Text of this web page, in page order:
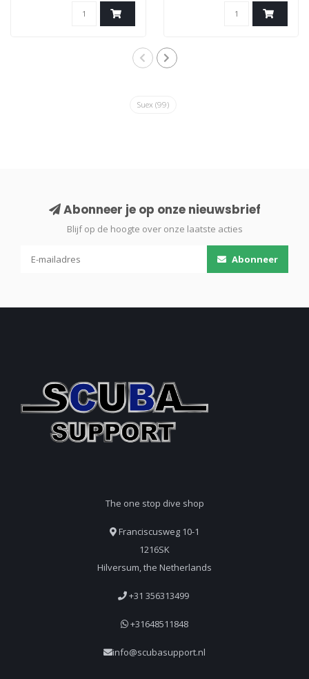
(bungee) of een Flesband,
action camera of
verlichting hierop
Suex (99)
Abonneer je op onze nieuwsbrief
Blijf op de hoogte over onze laatste acties
Abonneer
The one stop dive shop
Franciscusweg 10-1
1216SK
Hilversum, the Netherlands
+31 356313499
+31648511848
info@scubasupport.nl